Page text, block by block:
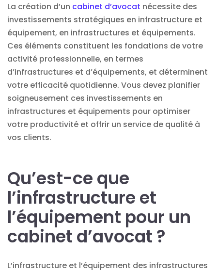
La création d’un cabinet d’avocat nécessite des
investissements stratégiques en infrastructure et
équipement, en infrastructures et équipements.
Ces éléments constituent les fondations de votre
activité professionnelle, en termes
d’infrastructures et d’équipements, et déterminent
votre efficacité quotidienne. Vous devez planifier
soigneusement ces investissements en
infrastructures et équipements pour optimiser
votre productivité et offrir un service de qualité à
vos clients.
Qu’est-ce que
l’infrastructure et
l’équipement pour un
cabinet d’avocat ?
L’infrastructure et l’équipement des infrastructures